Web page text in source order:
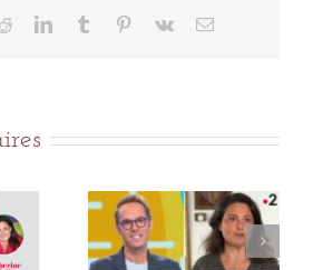
RedditLinkedInTumblr Pinterest
Vk Email